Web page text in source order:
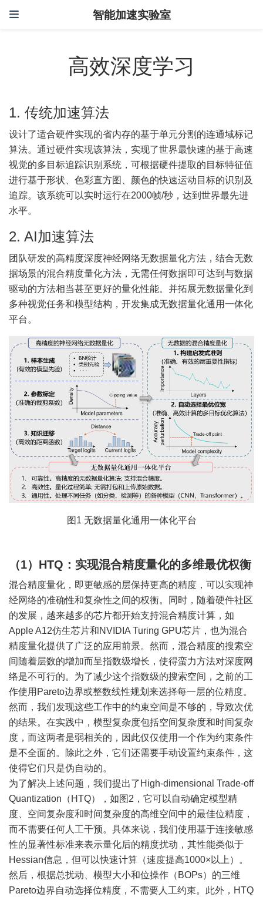
智能加速实验室
高效深度学习
1. 传统加速算法
设计了适合硬件实现的省内存的基于单元分割的连通域标记
算法。通过硬件实现该算法，实现了世界最快速的基于高速
视觉的多目标追踪识别系统，可根据硬件提取的目标特征值
进行基于形状、色彩直方图、颜色的快速运动目标的识别及
追踪。该系统可以实时运行在2000帧/秒，达到世界最先进
水平。
2. AI加速算法
团队研发的高精度深度神经网络无数据量化方法，结合无数
据场景的混合精度量化方法，无需任何数据即可达到与数据
驱动的方法相当甚至更好的量化性能。并拓展无数据量化到
多种视觉任务和模型结构，开发集成无数据量化通用一体化
平台。
图1 无数据量化通用一体化平台
（1）HTQ：实现混合精度量化的多维最优权衡
混合精度量化，即更敏感的层保持更高的精度，可以实现神
经网络的准确性和复杂性之间的权衡。同时，随着硬件社区
的发展，越来越多的芯片都开始支持混合精度计算，如
Apple A12仿生芯片和NVIDIA Turing GPU芯片，也为混合
精度量化提供了广泛的应用前景。然而，混合精度的搜索空
间随着层数的增加而呈指数级增长，使得蛮力方法对深度网
络是不可行的。为了减少这个指数级的搜索空间，之前的工
作使用Pareto边界或整数线性规划来选择每一层的位精度。
然而，我们发现这些工作中的约束空间是不够的，导致次优
的结果。在实践中，模型复杂度包括空间复杂度和时间复杂
度，而这两者是弱相关的，因此仅仅使用一个作为约束条件
是不全面的。除此之外，它们还需要手动设置约束条件，这
使得它们只是伪自动的。
为了解决上述问题，我们提出了High-dimensional Trade-off
Quantization（HTQ），如图2，它可以自动确定模型精
度、空间复杂度和时间复杂度的高维空间中的最佳位精度，
而不需要任何人工干预。具体来说，我们使用基于连接敏感
性的显著性标准来表示量化后的精度扰动，其性能类似于
Hessian信息，但可以快速计算（速度提高1000×以上）。
然后，根据总扰动、模型大小和位操作（BOPs）的三维
Pareto边界自动选择位精度，不需要人工约束。此外，HTQ